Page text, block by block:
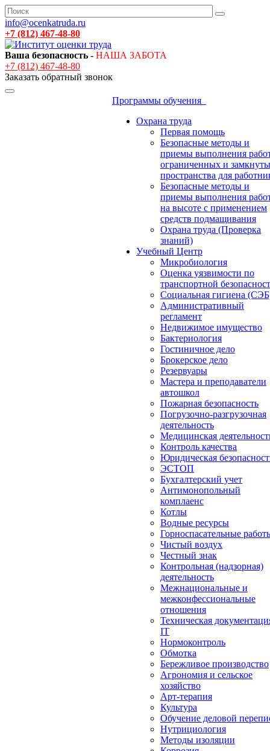
info@ocenkatruda.ru
+7 (812) 467-48-80
Ваша безопасность - НАША ЗАБОТА
+7 (812) 467-48-80
Заказать обратный звонок
Программы обучения
Охрана труда
Первая помощь
Безопасные методы и
приемы выполнения
ограниченных и
пространства для
Безопасные методы и
приемы выполнения
на высоте с применением
средств подмащивания
Охрана труда (Проверка
знаний)
Учебный Центр
Микробиология
Оценка уязвимости по
транспортной
Социальная гигиена
Административный
регламент
Недвижимое имущество
Бактериология
Гостиничное дело
Брокерское дело
Резервуары
Мастера и преподаватели
автошкол
Пожарная безопасность
Погрузочно-разгрузочная
деятельность
Медицинская
Контроль качества
Юридическая
ЭСТОП
Бухгалтерский учет
Антимонопольный
комплаенс
Котлы
Водные ресурсы
Горноспасательные
Чистый воздух
Честный знак
Контрольная (надзорная)
деятельность
Межнациональные и
межконфессиональные
отношения
Техническая
IT
Нормоконтроль
Обмотка
Бережливое производство
Агрономия и сельское
хозяйство
Арт-терапия
Культура
Обучение деловой
Нутрициология
Методы изоляции